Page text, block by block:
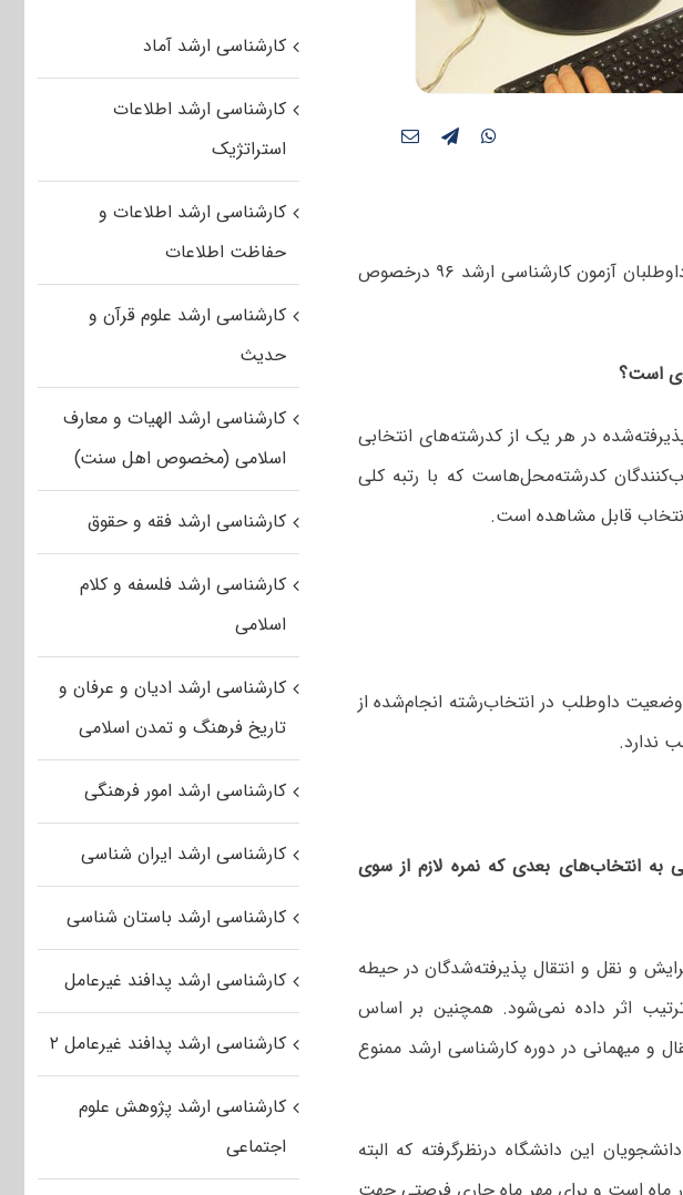
در این مطلب به ارائه پاسخ مهم‌ترین سؤالات و ابهامات داوطلبان آزمون کارشناسی ارشد ۹۶ درخصوص
در هر یک از کدرشته‌های انتخابی
کدرشته‌محل‌هاست که با رتبه کلی
قابل مشاهده است.
داوطلب در انتخاب‌رشته انجام‌شده از
ندارد.
به انتخاب‌های بعدی که نمره لازم از سوی
و نقل و انتقال پذیرفته‌شدگان در حیطه
اثر داده نمی‌شود. همچنین بر اساس
و میهمانی در دوره کارشناسی ارشد ممنوع
این دانشگاه درنظرگرفته که البته
کارشناسی ارشد آماد
کارشناسی ارشد اطلاعات
استراتژیک
کارشناسی ارشد اطلاعات و
حفاظت اطلاعات
کارشناسی ارشد علوم قرآن و
حدیث
کارشناسی ارشد الهیات و معارف
اسلامی (مخصوص اهل سنت)
کارشناسی ارشد فقه و حقوق
کارشناسی ارشد فلسفه و کلام
اسلامی
کارشناسی ارشد ادیان و عرفان و
تاریخ فرهنگ و تمدن اسلامی
کارشناسی ارشد امور فرهنگی
کارشناسی ارشد ایران شناسی
کارشناسی ارشد باستان شناسی
کارشناسی ارشد پدافند غیرعامل
کارشناسی ارشد پدافند غیرعامل ۲
کارشناسی ارشد پژوهش علوم
اجتماعی